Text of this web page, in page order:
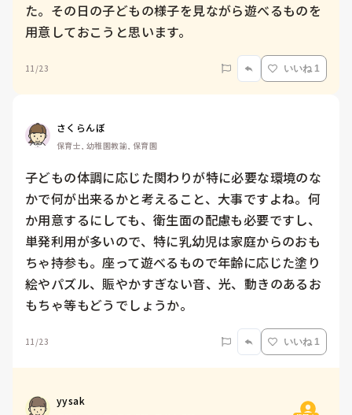
た。その日の子どもの様子を見ながら遊べるものを
用意しておこうと思います。
11/23 いいね 1
さくらんぼ
保育士, 幼稚園教諭, 保育園
子どもの体調に応じた関わりが特に必要な環境のな
かで何が出来るかと考えること、大事ですよね。何
か用意するにしても、衛生面の配慮も必要ですし、
単発利用が多いので、特に乳幼児は家庭からのおも
ちゃ持参も。座って遊べるもので年齢に応じた塗り
絵やパズル、賑やかすぎない音、光、動きのあるお
もちゃ等もどうでしょうか。
11/23 いいね 1
yysak